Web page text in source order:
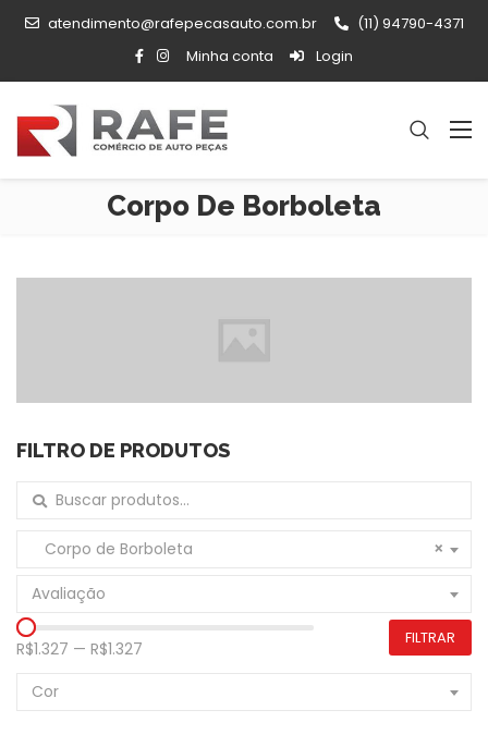
atendimento@rafepecasauto.com.br
(11) 94790-4371
Minha conta
Login
Corpo De Borboleta
FILTRO DE PRODUTOS
Buscar por:
×
Corpo de Borboleta
Avaliação
R$1.327 — R$1.327
FILTRAR
Cor